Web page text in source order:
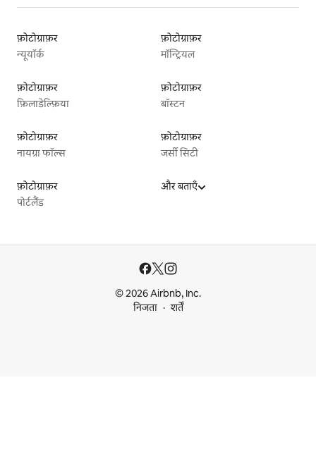
फ़ोटोग्राफ़र
न्यूयॉर्क
फ़ोटोग्राफ़र
मॉन्ट्रियल
फ़ोटोग्राफ़र
फ़िलाडेल्फ़िया
फ़ोटोग्राफ़र
बॉस्टन
फ़ोटोग्राफ़र
नायग्रा फॉल्स
फ़ोटोग्राफ़र
जर्सी सिटी
फ़ोटोग्राफ़र
पोर्टलैंड
और बताएँ
© 2026 Airbnb, Inc.
निजता
शर्तें